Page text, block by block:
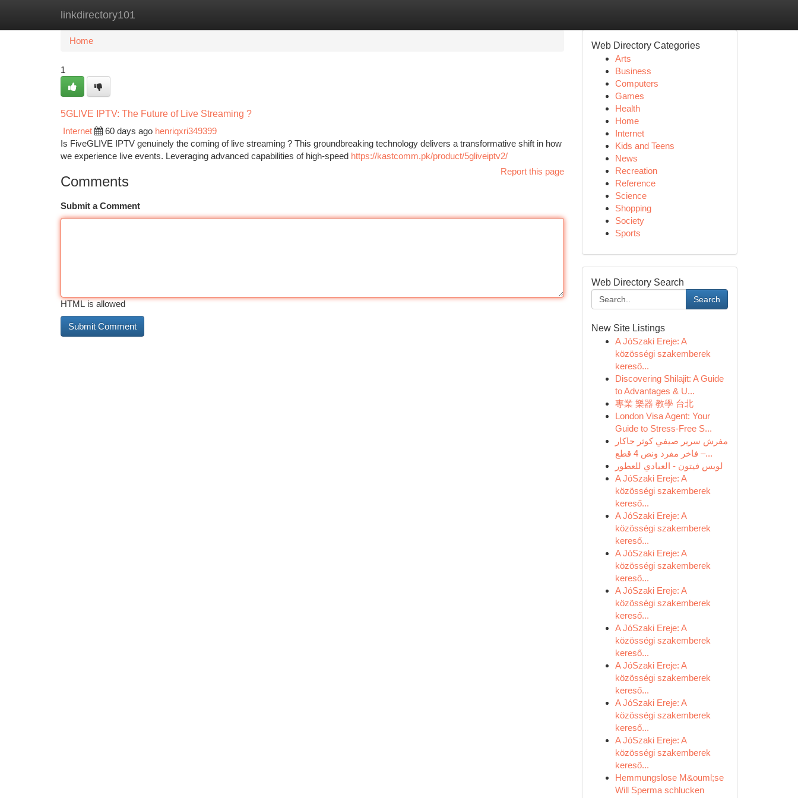
linkdirectory101
Home New Site Listings
Home
1
5GLIVE IPTV: The Future of Live Streaming ?
Internet
60 days ago henriqxri349399
Is FiveGLIVE IPTV genuinely the coming of live streaming ? This groundbreaking technology delivers a transformative shift in how
we experience live events. Leveraging advanced capabilities of high-speed https://kastcomm.pk/product/5gliveiptv2/
Report this page
Comments
Submit a Comment
HTML is allowed
Web Directory Categories
Arts
Business
Computers
Games
Health
Home
Internet
Kids and Teens
News
Recreation
Reference
Science
Shopping
Society
Sports
Web Directory Search
Search
New Site Listings
A JóSzaki Ereje: A
közösségi szakemberek
kereső...
Discovering Shilajit: A Guide
to Advantages & U...
專業 樂器 教學 台北
London Visa Agent: Your
Guide to Stress-Free S...
مفرش سرير صيفي كوثر جاكار
فاخر مفرد ونص 4 قطع –...
لويس فيتون - العبادي للعطور
A JóSzaki Ereje: A
közösségi szakemberek
kereső...
A JóSzaki Ereje: A
közösségi szakemberek
kereső...
A JóSzaki Ereje: A
közösségi szakemberek
kereső...
A JóSzaki Ereje: A
közösségi szakemberek
kereső...
A JóSzaki Ereje: A
közösségi szakemberek
kereső...
A JóSzaki Ereje: A
közösségi szakemberek
kereső...
A JóSzaki Ereje: A
közösségi szakemberek
kereső...
A JóSzaki Ereje: A
közösségi szakemberek
kereső...
Hemmungslose M&ouml;se
Will Sperma schlucken